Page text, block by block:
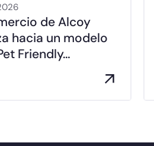
de Alcoy
hacia un modelo
Friendly…